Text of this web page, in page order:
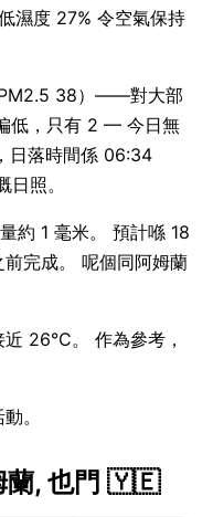
濕度 27% 令空氣保持
PM2.5 38）——對大部
低，只有 2 — 今日無
日落時間係 06:34
照。
約 1 毫米。 預計喺 18
完成。 呢個同阿姆蘭
26°C。 作為參考，
。
蘭, 也門 🇾🇪